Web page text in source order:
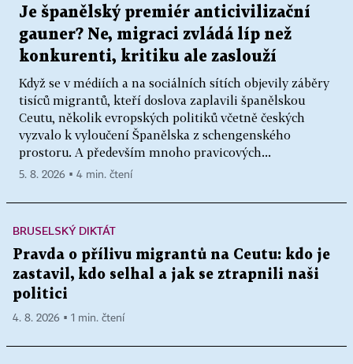
Je španělský premiér anticivilizační
gauner? Ne, migraci zvládá líp než
konkurenti, kritiku ale zaslouží
Když se v médiích a na sociálních sítích objevily záběry
tisíců migrantů, kteří doslova zaplavili španělskou
Ceutu, několik evropských politiků včetně českých
vyzvalo k vyloučení Španělska z schengenského
prostoru. A především mnoho pravicových...
5. 8. 2026 ▪ 4 min. čtení
BRUSELSKÝ DIKTÁT
Pravda o přílivu migrantů na Ceutu: kdo je
zastavil, kdo selhal a jak se ztrapnili naši
politici
4. 8. 2026 ▪ 1 min. čtení